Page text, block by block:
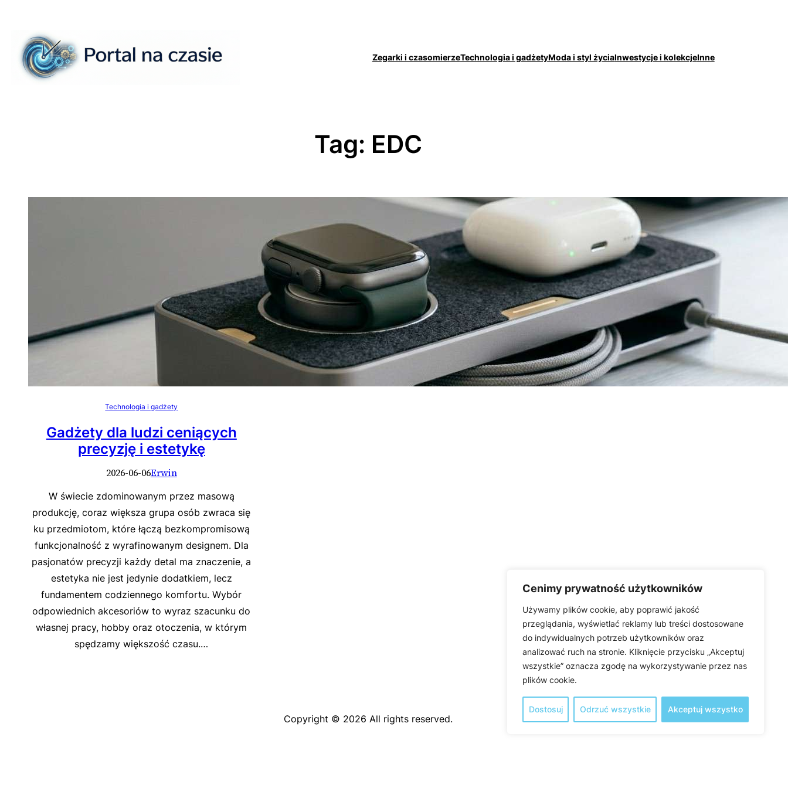
Cenimy prywatność użytkowników
Używamy plików cookie, aby poprawić jakość
przeglądania, wyświetlać reklamy lub treści dostosowane
do indywidualnych potrzeb użytkowników oraz
analizować ruch na stronie. Kliknięcie przycisku „Akceptuj
wszystkie” oznacza zgodę na wykorzystywanie przez nas
plików cookie.
Dostosuj Odrzuć wszystkie Akceptuj wszystko
treści
Zegarki i czasomierzeTechnologia i gadżetyModa i styl życiaInwestycje i kolekcjeInne
Tag: EDC
Technologia i gadżety
Gadżety dla ludzi ceniących
precyzję i estetykę
2026-06-06Erwin
W świecie zdominowanym przez masową
produkcję, coraz większa grupa osób zwraca się
ku przedmiotom, które łączą bezkompromisową
funkcjonalność z wyrafinowanym designem. Dla
pasjonatów precyzji każdy detal ma znaczenie, a
estetyka nie jest jedynie dodatkiem, lecz
fundamentem codziennego komfortu. Wybór
odpowiednich akcesoriów to wyraz szacunku do
własnej pracy, hobby oraz otoczenia, w którym
spędzamy większość czasu.…
Copyright © 2026 All rights reserved.